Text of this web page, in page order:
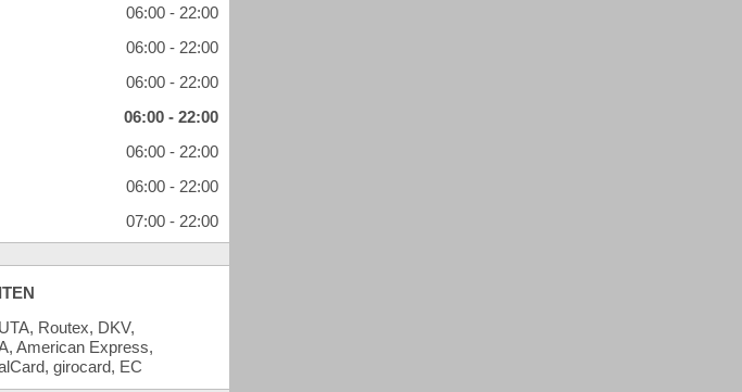
06:00 - 22:00
06:00 - 22:00
06:00 - 22:00
06:00 - 22:00
06:00 - 22:00
06:00 - 22:00
07:00 - 22:00
Routex, DKV,
American Express,
girocard, EC